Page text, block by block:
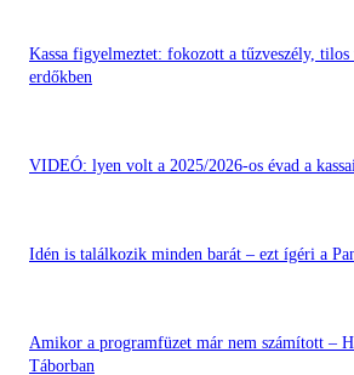
Kassa figyelmeztet: fokozott a tűzveszély,
erdőkben
VIDEÓ: lyen volt a 2025/2026-os évad a
Idén is találkozik minden barát – ezt ígéri a
Amikor a programfüzet már nem számított –
Táborban